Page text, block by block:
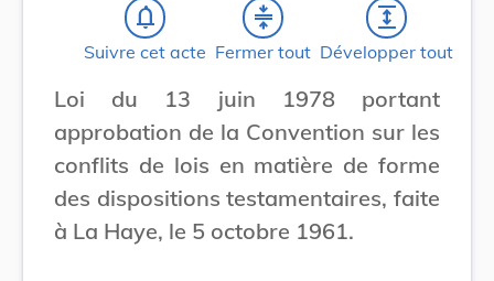
notifications_none
Suivre cet acte
compress
Fermer tout
expand
Développer tout
Loi du 13 juin 1978 portant
approbation de la Convention sur les
conflits de lois en matière de forme
des dispositions testamentaires, faite
à La Haye, le 5 octobre 1961.